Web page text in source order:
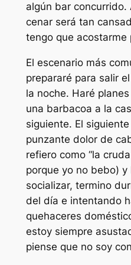
algún bar concurrido.
cenar será tan
tengo que acostarme
El escenario más
prepararé para salir
la noche. Haré
una barbacoa a la
siguiente. El
punzante dolor de
refiero como “la
porque yo no bebo) y
socializar, termino
del día e intentando
quehaceres
estoy siempre
piense que no soy